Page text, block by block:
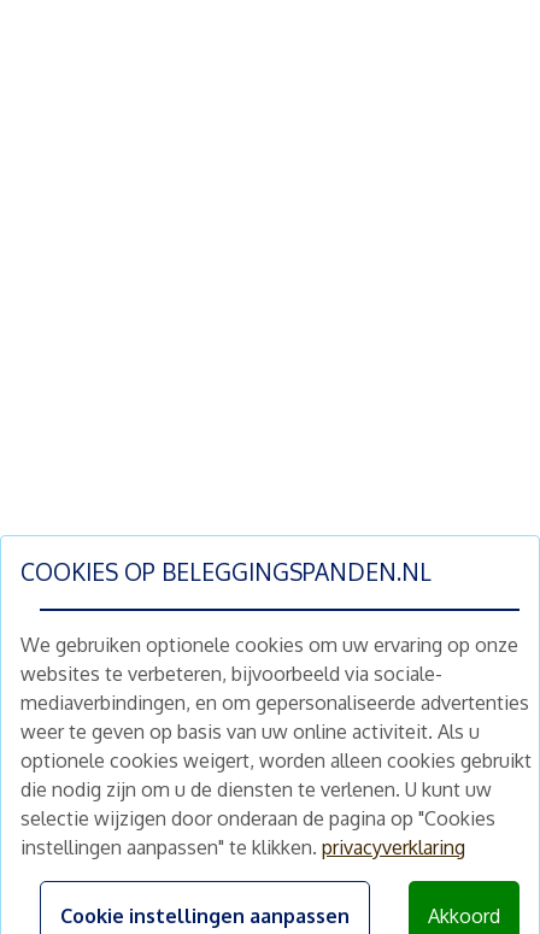
COOKIES OP BELEGGINGSPANDEN.NL
We gebruiken optionele cookies om uw ervaring op onze
websites te verbeteren, bijvoorbeeld via sociale-
mediaverbindingen, en om gepersonaliseerde advertenties
weer te geven op basis van uw online activiteit. Als u
optionele cookies weigert, worden alleen cookies gebruikt
die nodig zijn om u de diensten te verlenen. U kunt uw
selectie wijzigen door onderaan de pagina op "Cookies
instellingen aanpassen" te klikken. privacyverklaring
Cookie instellingen aanpassen Akkoord
Schrijf je nu in en ontvang wekelijks ons
nieuwe aanbod vastgoedbeleggingen.
Nieuwsbrief Abonneren
Home
Te koop
Nieuws
Schimmelstraat 5H
1053 TA Amsterdam
+31 (0) 30 225 31 12